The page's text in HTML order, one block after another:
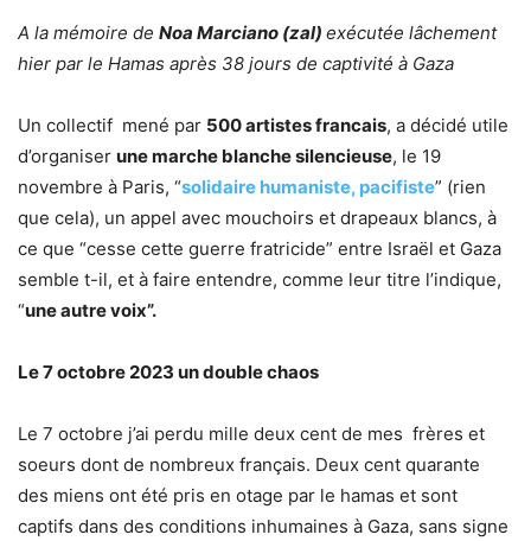
A la mémoire de Noa Marciano (zal) exécutée lâchement
hier par le Hamas après 38 jours de captivité à Gaza
Un collectif mené par 500 artistes francais, a décidé utile
d’organiser une marche blanche silencieuse, le 19
novembre à Paris, “solidaire humaniste, pacifiste” (rien
que cela), un appel avec mouchoirs et drapeaux blancs, à
ce que “cesse cette guerre fratricide” entre Israël et Gaza
semble t-il, et à faire entendre, comme leur titre l’indique,
“une autre voix”.
Le 7 octobre 2023 un double chaos
Le 7 octobre j’ai perdu mille deux cent de mes frères et
soeurs dont de nombreux français. Deux cent quarante
des miens ont été pris en otage par le hamas et sont
captifs dans des conditions inhumaines à Gaza, sans signe